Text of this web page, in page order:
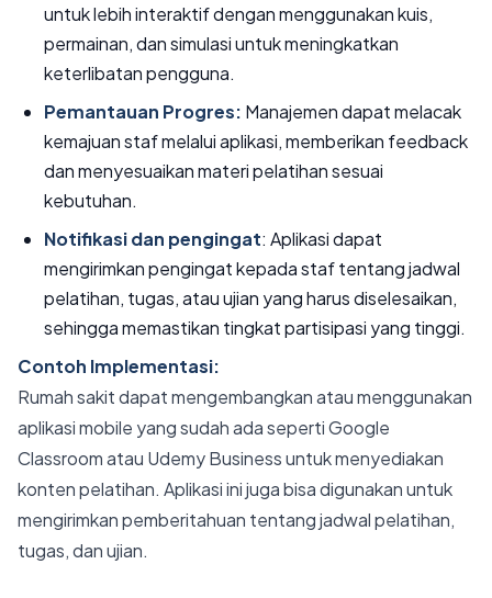
untuk lebih interaktif dengan menggunakan kuis,
permainan, dan simulasi untuk meningkatkan
keterlibatan pengguna.
Pemantauan Progres: Manajemen dapat melacak
kemajuan staf melalui aplikasi, memberikan feedback
dan menyesuaikan materi pelatihan sesuai
kebutuhan.
Notifikasi dan pengingat: Aplikasi dapat
mengirimkan pengingat kepada staf tentang jadwal
pelatihan, tugas, atau ujian yang harus diselesaikan,
sehingga memastikan tingkat partisipasi yang tinggi.
Contoh Implementasi:
Rumah sakit dapat mengembangkan atau menggunakan
aplikasi mobile yang sudah ada seperti Google
Classroom atau Udemy Business untuk menyediakan
konten pelatihan. Aplikasi ini juga bisa digunakan untuk
mengirimkan pemberitahuan tentang jadwal pelatihan,
tugas, dan ujian.